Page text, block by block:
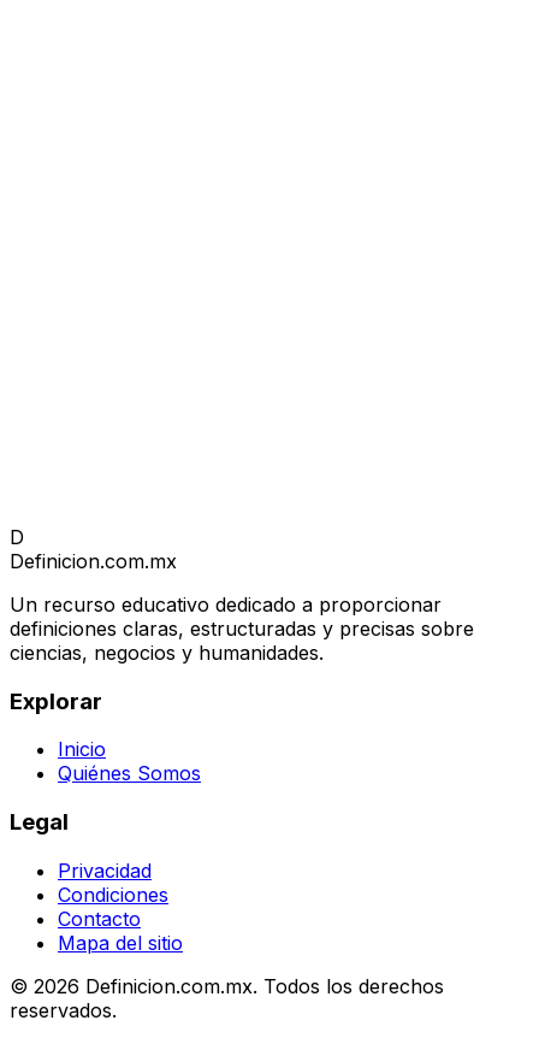
D
Definicion.com.mx
Un recurso educativo dedicado a proporcionar
definiciones claras, estructuradas y precisas sobre
ciencias, negocios y humanidades.
Explorar
Inicio
Quiénes Somos
Legal
Privacidad
Condiciones
Contacto
Mapa del sitio
© 2026 Definicion.com.mx. Todos los derechos
reservados.